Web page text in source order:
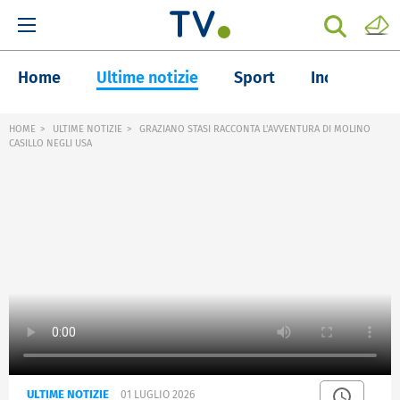
Home Ultime notizie Sport Inchieste
HOME ULTIME NOTIZIE
GRAZIANO STASI RACCONTA L'AVVENTURA DI MOLINO
CASILLO NEGLI USA
ULTIME NOTIZIE 01 LUGLIO 2026